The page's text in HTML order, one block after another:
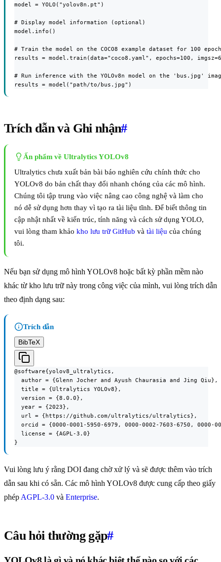
model = YOLO("yolov8n.pt")
# Display model information (optional)
model.info()
# Train the model on the COCO8 example dataset for 100
results = model.train(data="coco8.yaml", epochs=100,
# Run inference with the YOLOv8n model on the 'bus.jpg'
results = model("path/to/bus.jpg")
Trích dẫn và Ghi nhận#
Ấn phẩm về Ultralytics YOLOv8
Ultralytics chưa xuất bản bài báo nghiên cứu chính thức cho
YOLOv8 do bản chất thay đổi nhanh chóng của các mô hình.
Chúng tôi tập trung vào việc nâng cao công nghệ và làm cho
nó dễ sử dụng hơn thay vì tạo ra tài liệu tĩnh. Để biết thông tin
cập nhật nhất về kiến trúc, tính năng và cách sử dụng YOLO,
vui lòng tham khảo kho lưu trữ GitHub và tài liệu của chúng
tôi.
Nếu bạn sử dụng mô hình YOLOv8 hoặc bất kỳ phần mềm nào
khác từ kho lưu trữ này trong công việc của mình, vui lòng trích dẫn
theo định dạng sau:
Trích dẫn
BibTeX
@software{yolov8_ultralytics,
  author = {Glenn Jocher and Ayush Chaurasia and Jing Qiu},
  title = {Ultralytics YOLOv8},
  version = {8.0.0},
  year = {2023},
  url = {https://github.com/ultralytics/ultralytics},
orcid = {0000-0001-5950-6979, 0000-0002-7603-6750, 0000-
  license = {AGPL-3.0}
}
Vui lòng lưu ý rằng DOI đang chờ xử lý và sẽ được thêm vào trích
dẫn sau khi có sẵn. Các mô hình YOLOv8 được cung cấp theo giấy
phép AGPL-3.0 và Enterprise.
Câu hỏi thường gặp#